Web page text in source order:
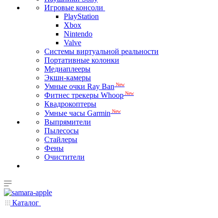
Игровые консоли
PlayStation
Xbox
Nintendo
Valve
Системы виртуальной реальности
Портативные колонки
Медиаплееры
Экшн-камеры
Умные очки Ray Ban New
Фитнес трекеры Whoop New
Квадрокоптеры
Умные часы Garmin New
Выпрямители
Пылесосы
Стайлеры
Фены
Очистители
Каталог